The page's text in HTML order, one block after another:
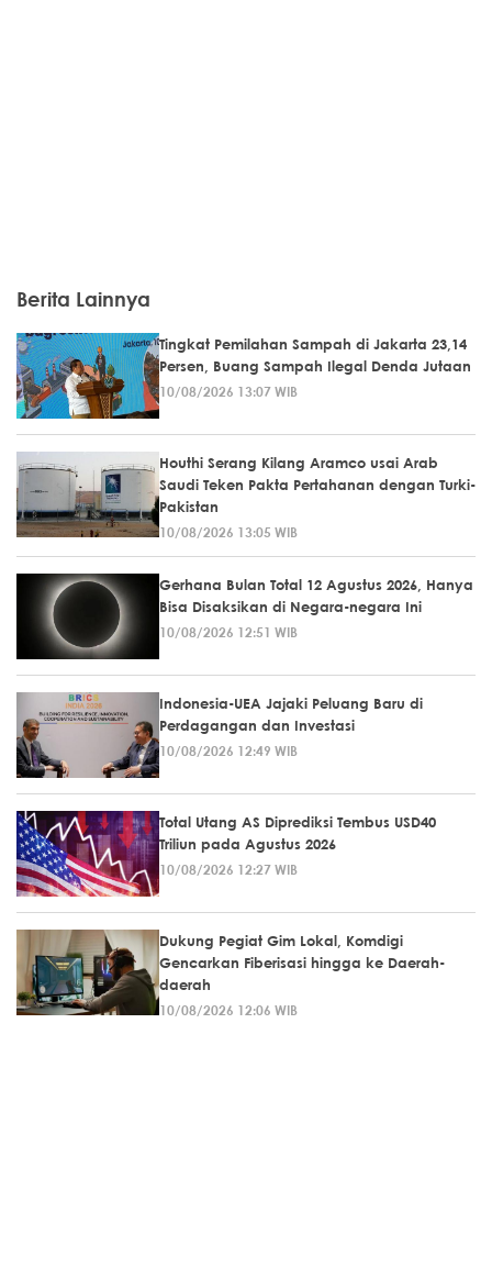
Berita Lainnya
Tingkat Pemilahan Sampah di Jakarta 23,14
Persen, Buang Sampah Ilegal Denda Jutaan
10/08/2026 13:07 WIB
Houthi Serang Kilang Aramco usai Arab
Saudi Teken Pakta Pertahanan dengan Turki-
Pakistan
10/08/2026 13:05 WIB
Gerhana Bulan Total 12 Agustus 2026, Hanya
Bisa Disaksikan di Negara-negara Ini
10/08/2026 12:51 WIB
Indonesia-UEA Jajaki Peluang Baru di
Perdagangan dan Investasi
10/08/2026 12:49 WIB
Total Utang AS Diprediksi Tembus USD40
Triliun pada Agustus 2026
10/08/2026 12:27 WIB
Dukung Pegiat Gim Lokal, Komdigi
Gencarkan Fiberisasi hingga ke Daerah-
daerah
10/08/2026 12:06 WIB